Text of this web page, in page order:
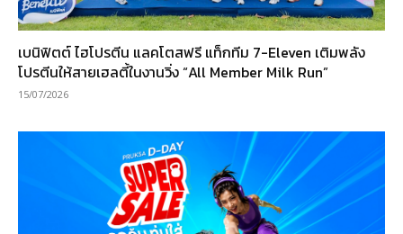
เบนิฟิตต์ ไฮโปรตีน แลคโตสฟรี แท็กทีม 7-Eleven เติมพลัง
โปรตีนให้สายเฮลตี้ในงานวิ่ง “All Member Milk Run”
15/07/2026